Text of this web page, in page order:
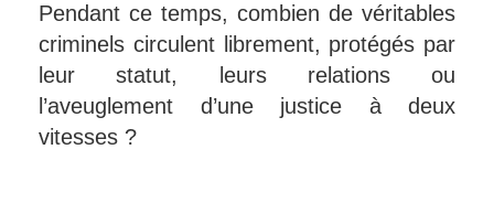
Pendant ce temps, combien de véritables
criminels circulent librement, protégés par
leur statut, leurs relations ou
l’aveuglement d’une justice à deux
vitesses ?